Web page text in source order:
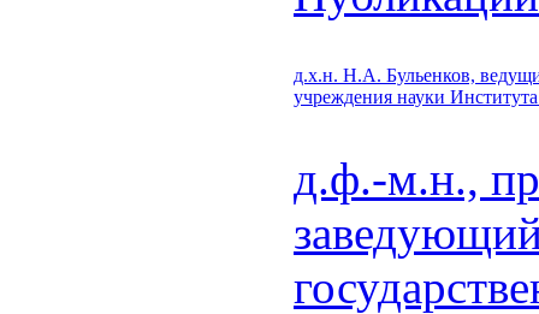
д.х.н. Н.А. Бульенков,
учреждения науки
д.ф.-м.н.,